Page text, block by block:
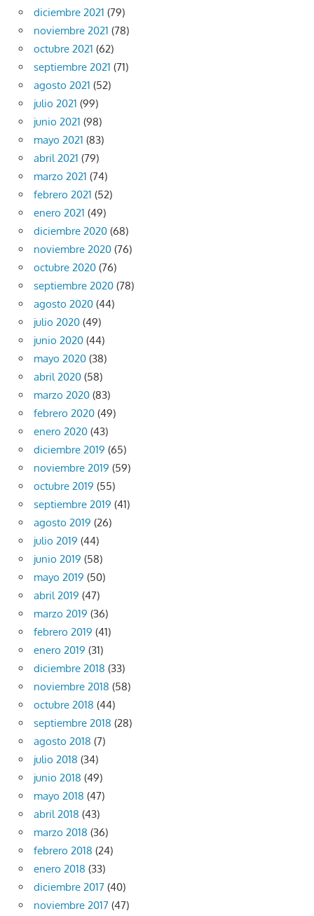
diciembre 2021 (79)
noviembre 2021 (78)
octubre 2021 (62)
septiembre 2021 (71)
agosto 2021 (52)
julio 2021 (99)
junio 2021 (98)
mayo 2021 (83)
abril 2021 (79)
marzo 2021 (74)
febrero 2021 (52)
enero 2021 (49)
diciembre 2020 (68)
noviembre 2020 (76)
octubre 2020 (76)
septiembre 2020 (78)
agosto 2020 (44)
julio 2020 (49)
junio 2020 (44)
mayo 2020 (38)
abril 2020 (58)
marzo 2020 (83)
febrero 2020 (49)
enero 2020 (43)
diciembre 2019 (65)
noviembre 2019 (59)
octubre 2019 (55)
septiembre 2019 (41)
agosto 2019 (26)
julio 2019 (44)
junio 2019 (58)
mayo 2019 (50)
abril 2019 (47)
marzo 2019 (36)
febrero 2019 (41)
enero 2019 (31)
diciembre 2018 (33)
noviembre 2018 (58)
octubre 2018 (44)
septiembre 2018 (28)
agosto 2018 (7)
julio 2018 (34)
junio 2018 (49)
mayo 2018 (47)
abril 2018 (43)
marzo 2018 (36)
febrero 2018 (24)
enero 2018 (33)
diciembre 2017 (40)
noviembre 2017 (47)